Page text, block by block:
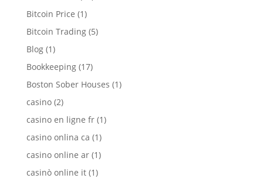
Bitcoin Price (1)
Bitcoin Trading(5)
Blog(1)
Bookkeeping(17)
Boston Sober Houses (1)
casino(2)
casino en ligne fr(1)
casino onlina ca (1)
casino online ar(1)
casinò online it(1)